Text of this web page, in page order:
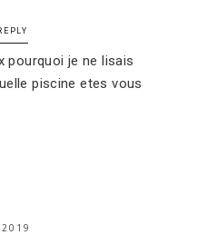
pourquoi je ne lisais
piscine etes vous